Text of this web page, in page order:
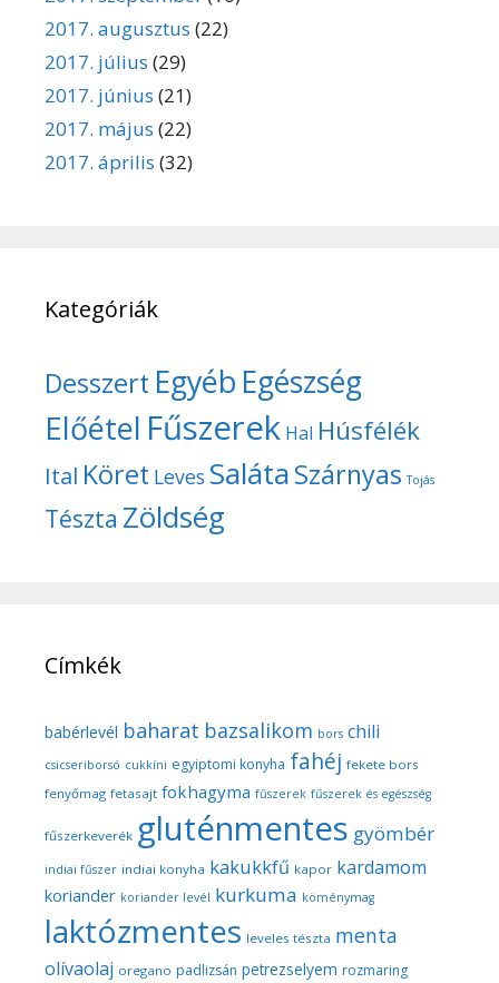
2017. augusztus (22)
2017. július (29)
2017. június (21)
2017. május (22)
2017. április (32)
Kategóriák
Desszert Egyéb Egészség
Előétel Fűszerek Hal Húsfélék
Ital Köret Leves SalátaSzárnyas Tojás
Tészta Zöldség
Címkék
babérlevél baharat bazsalikom bors chili
csicseriborsó cukkíni egyiptomi konyha fahéj fekete bors
fenyőmag fetasajt fokhagyma fűszerek fűszerek és egészség
fűszerkeverék gluténmentes gyömbér
indiai fűszer indiai konyha kakukkfű kapor kardamom
koriander koriander levél kurkuma köménymag
laktózmentes leveles tészta menta
olívaolaj oregano padlizsán petrezselyem rozmaring